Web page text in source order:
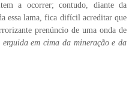
a ocorrer; contudo, diante da
essa lama, fica difícil acreditar que
prenúncio de uma onda de
em cima da mineração e da